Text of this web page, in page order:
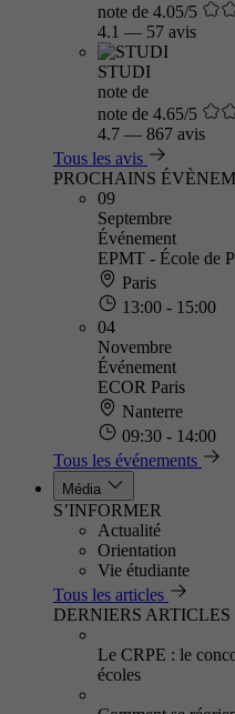
note de 4.05/5
4.1 — 57 avis
STUDI
note de
note de 4.65/5
4.7 — 867 avis
Tous les avis
PROCHAINS
09
Septembre
Événement
EPMT - École de
Paris
13:00 - 15:00
04
Novembre
Événement
ECOR Paris
Nanterre
09:30 - 14:00
Tous les événements
Média
S’INFORMER
Actualité
Orientation
Vie étudiante
Tous les articles
DERNIERS ARTICLES
Le CRPE : le
écoles